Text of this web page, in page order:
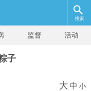
搜索
监督 活动
子
大 中 小